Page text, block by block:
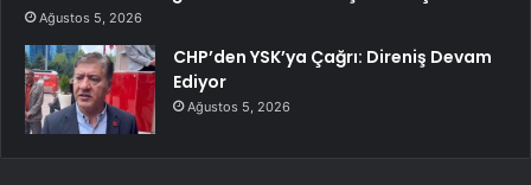
Ağustos 5, 2026
CHP’den YSK’ya Çağrı: Direniş Devam
Ediyor
Ağustos 5, 2026